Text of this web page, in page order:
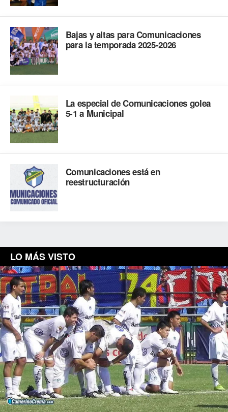
Bajas y altas para Comunicaciones
para la temporada 2025-2026
La especial de Comunicaciones golea
5-1 a Municipal
Comunicaciones está en
reestructuración
LO MÁS VISTO